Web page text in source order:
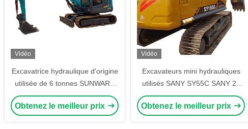
Vidéo
Excavatrice hydraulique d'origine
utilisée de 6 tonnes SUNWARD
SWE60E SWE70E
Obtenez le meilleur prix
Vidéo
Excavateurs mini hydrauliques
utilisés SANY SY55C SANY 26
35 55 60 75
Obtenez le meilleur prix